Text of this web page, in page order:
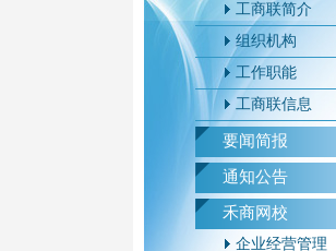
工商联简介
组织机构
工作职能
工商联信息
要闻简报
通知公告
禾商网校
企业经营管理